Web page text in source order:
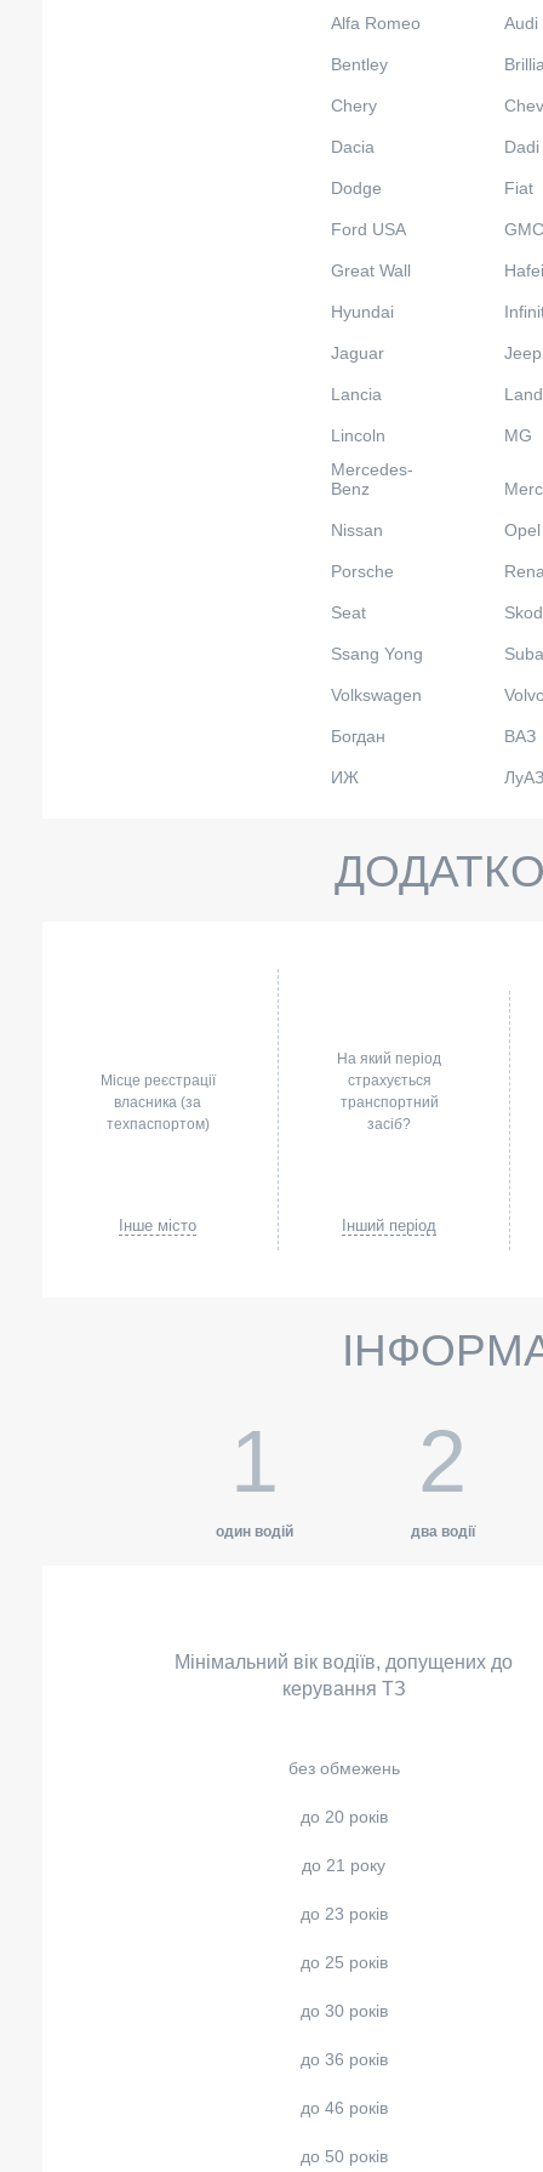
Alfa Romeo Audi
Bentley
Chery
Dacia Dadi
Dodge Fiat
Ford USA GMC
Great Wall Hafei
Hyundai
Jaguar Jeep
Lancia
Lincoln
MG
Mercedes-
Benz
Nissan Opel
Porsche
Seat
Ssang Yong
Volkswagen
Богдан ВАЗ
ИЖ ЛуАЗ
Місце реєстрації
власника (за
техпаспортом)
Інше місто
На який період
страхується
транспортний
засіб?
Інший період
1
один водій
2
два водії
Мінімальний вік водіїв, допущених до
керування ТЗ
без обмежень
до 20 років
до 21 року
до 23 років
до 25 років
до 30 років
до 36 років
до 46 років
до 50 років